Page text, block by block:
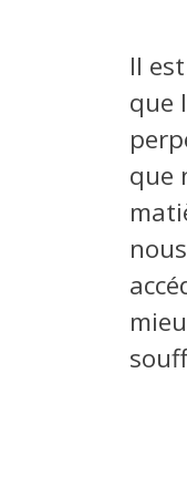
Il
que
que